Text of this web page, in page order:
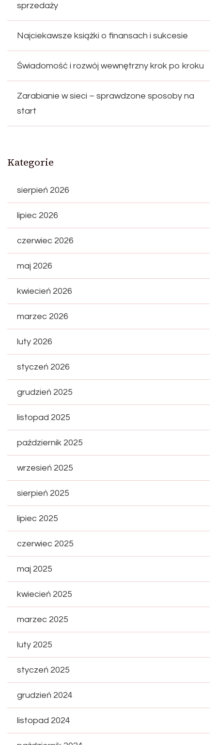
sprzedaży
Najciekawsze książki o finansach i sukcesie
Świadomość i rozwój wewnętrzny krok po kroku
Zarabianie w sieci – sprawdzone sposoby na
start
Kategorie
sierpień 2026
lipiec 2026
czerwiec 2026
maj 2026
kwiecień 2026
marzec 2026
luty 2026
styczeń 2026
grudzień 2025
listopad 2025
październik 2025
wrzesień 2025
sierpień 2025
lipiec 2025
czerwiec 2025
maj 2025
kwiecień 2025
marzec 2025
luty 2025
styczeń 2025
grudzień 2024
listopad 2024